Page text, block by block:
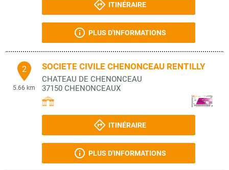
ITINÉRAIRE
PLUS D'INFORMATIONS
2
5.66 km
SOCIETE CIVILE CHENONCEAU RENTILLY
CHATEAU DE CHENONCEAU
37150 CHENONCEAUX
ITINÉRAIRE
PLUS D'INFORMATIONS